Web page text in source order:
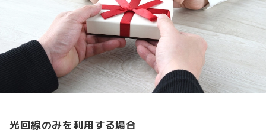
光回線のみを利用する場合